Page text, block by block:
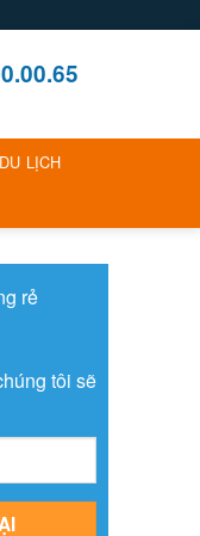
LỊCH
rẻ
tôi sẽ